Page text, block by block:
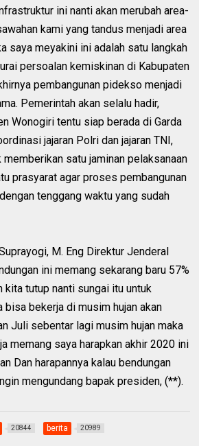
ini nanti akan merubah area-
kami yang tandus menjadi area
saya meyakini ini adalah satu langkah
persoalan kemiskinan di Kabupaten
pembangunan pidekso menjadi
Pemerintah akan selalu hadir,
Wonogiri tentu siap berada di Garda
jajaran Polri dan jajaran TNI,
satu jaminan pelaksanaan
prasyarat agar proses pembangunan
tenggang waktu yang sudah
M. Eng Direktur Jenderal
ini memang sekarang baru 57%
kita tutup nanti sungai itu untuk
bisa bekerja di musim hujan akan
Juli sebentar lagi musim hujan maka
memang saya harapkan akhir 2020 ini
Dan harapannya kalau bendungan
mengundang bapak presiden, (**).
20844 berita 20989